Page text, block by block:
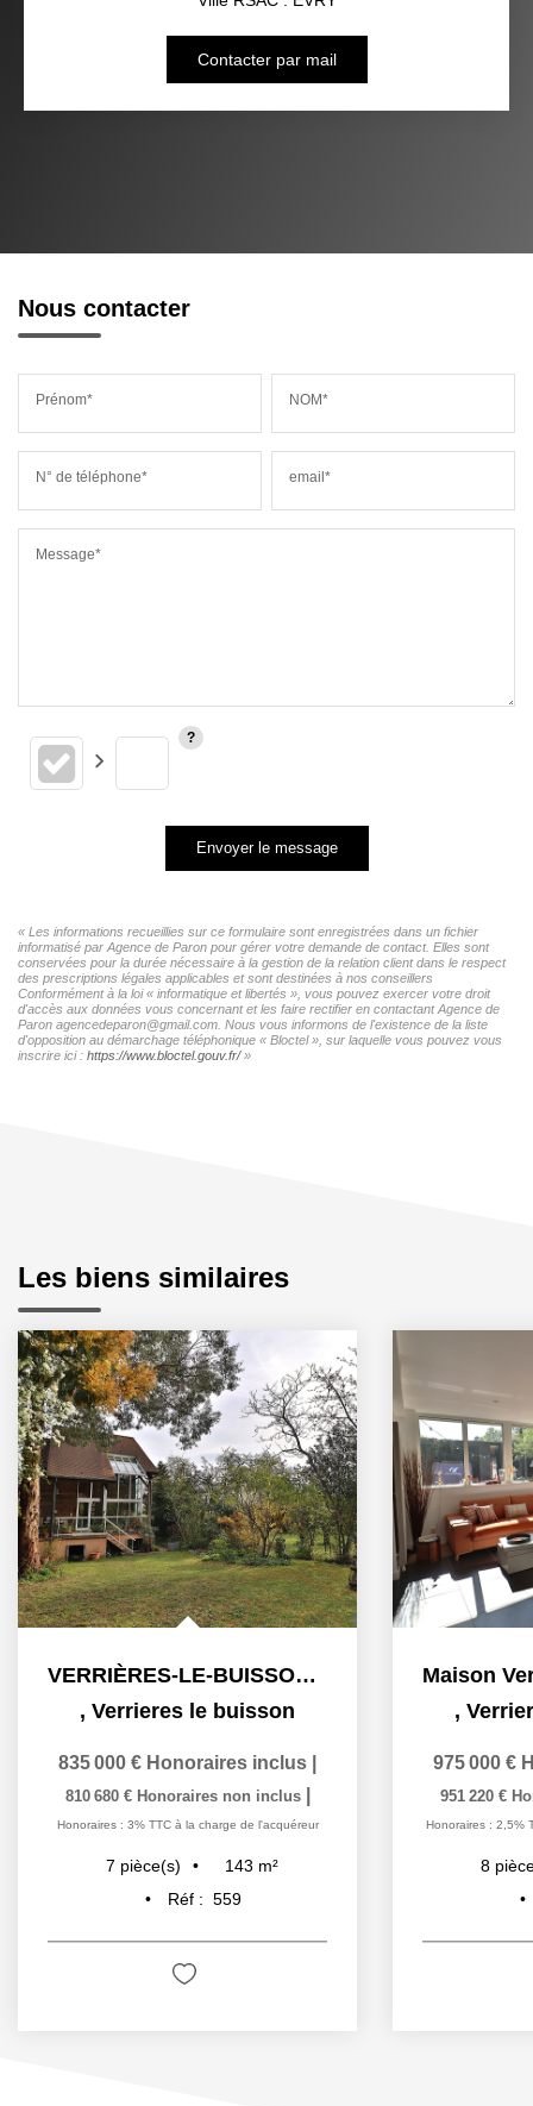
Contacter par mail
Nous contacter
Prénom* NOM*
N° de téléphone* email*
Message*
Envoyer le message
« Les informations recueillies sur ce formulaire sont enregistrées dans un fichier
informatisé par Agence de Paron pour gérer votre demande de contact. Elles sont
conservées pour la durée nécessaire à la gestion de la relation client dans le respect
des prescriptions légales applicables et sont destinées à nos conseillers
Conformément à la loi « informatique et libertés », vous pouvez exercer votre droit
d'accès aux données vous concernant et les faire rectifier en contactant Agence de
Paron agencedeparon@gmail.com. Nous vous informons de l'existence de la liste
d'opposition au démarchage téléphonique « Bloctel », sur laquelle vous pouvez vous
inscrire ici : https://www.bloctel.gouv.fr/»
Les biens similaires
VERRIÈRES-LE-BUISSON - Maison familiale de 7 pièces, 143 m²...
, Verrieres le buisson
835 000 € Honoraires inclus
810 680 € Honoraires non inclus
Honoraires : 3% TTC à la charge de l'acquéreur
7 pièce(s) 143 m²
Réf : 559
,
975 000 €
951 220 €
Honoraires : 2,5%
8